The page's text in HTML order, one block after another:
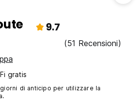
9.7
(51 Recensioni)
gratis
di anticipo per utilizzare la